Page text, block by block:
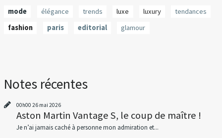
mode élégance trends luxe luxury
tendances
fashion
paris editorial glamour
Notes récentes
00h00 26 mai 2026
Aston Martin Vantage S, le coup de maître !
Je n’ai jamais caché à personne mon admiration et...